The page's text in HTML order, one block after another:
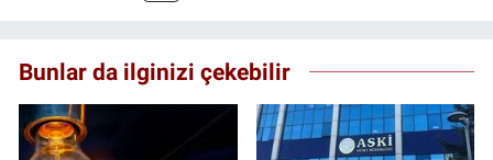
Bunlar da ilginizi çekebilir